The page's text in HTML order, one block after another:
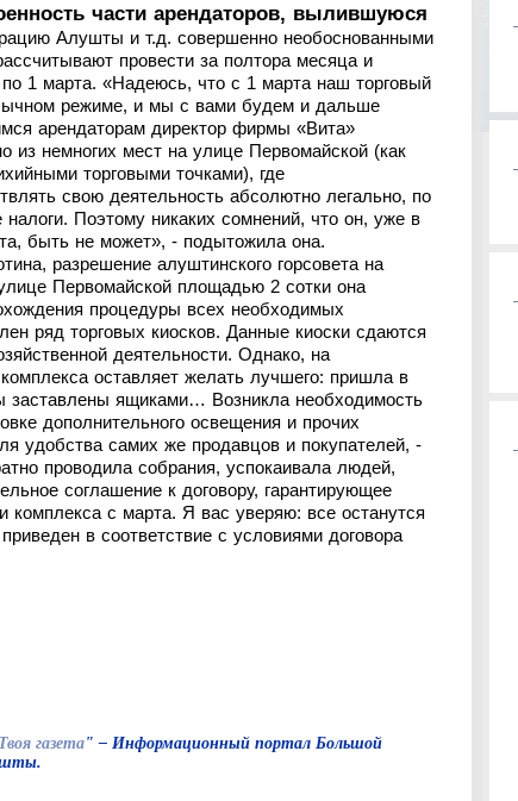
части арендаторов, вылившуюся
Алушты и т.д. совершенно необоснованными
провести за полтора месяца и
1 марта. «Надеюсь, что с 1 марта наш торговый
режиме, и мы с вами будем и дальше
арендаторам директор фирмы «Вита»
из немногих мест на улице Первомайской (как
торговыми точками), где
свою деятельность абсолютно легально, по
Поэтому никаких сомнений, что он, уже в
быть не может», - подытожила она.
разрешение алуштинского горсовета на
Первомайской площадью 2 сотки она
процедуры всех необходимых
ряд торговых киосков. Данные киоски сдаются
деятельности. Однако, на
оставляет желать лучшего: пришла в
заставлены ящиками… Возникла необходимость
дополнительного освещения и прочих
удобства самих же продавцов и покупателей, -
проводила собрания, успокаивала людей,
соглашение к договору, гарантирующее
комплекса с марта. Я вас уверяю: все останутся
в соответствие с условиями договора
Твоя газета" – Информационный портал Большой